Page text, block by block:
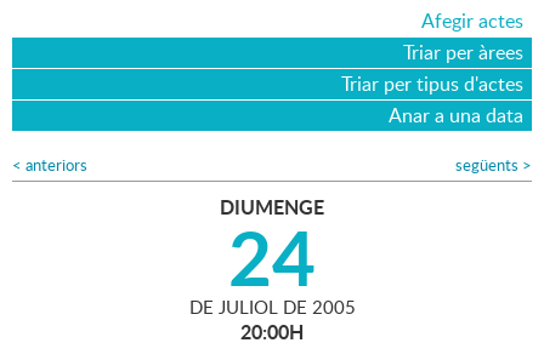
Afegir actes
Triar per àrees
Triar per tipus d'actes
Anar a una data
< anteriors següents >
DIUMENGE
24
DE JULIOL DE 2005
20:00H